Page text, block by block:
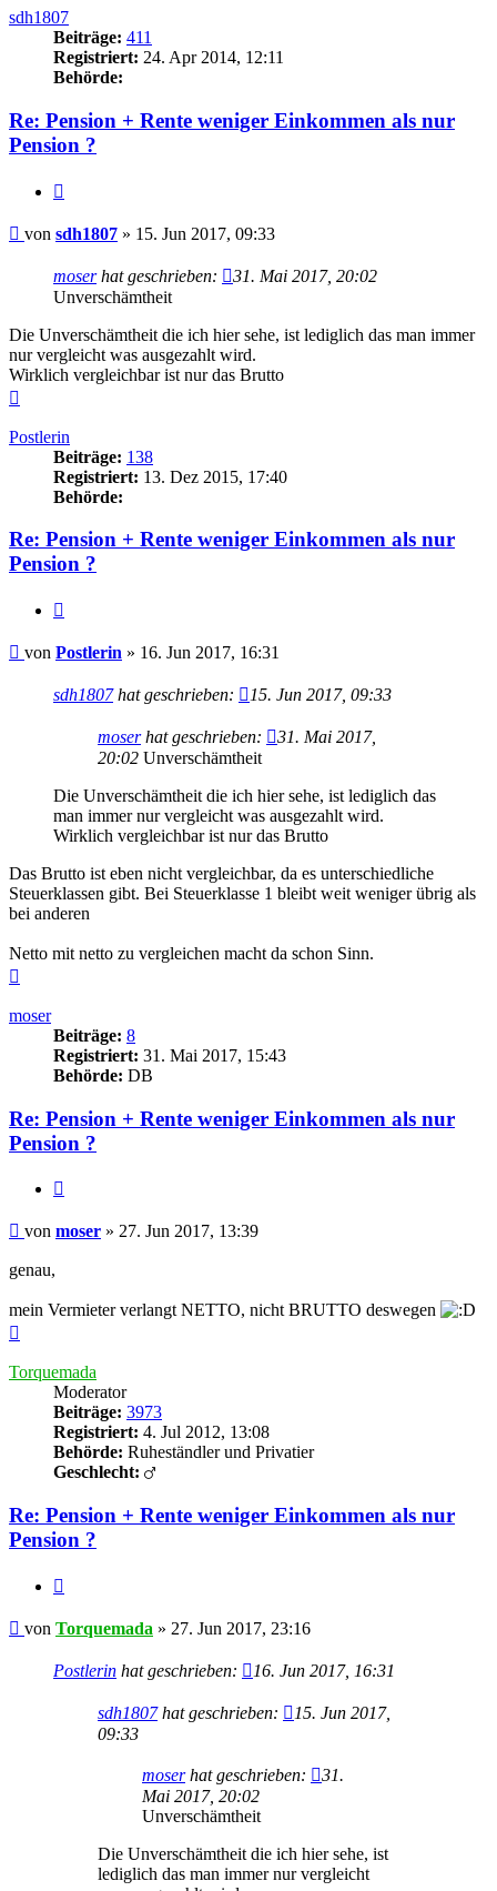
sdh1807
Beiträge: 411
Registriert: 24. Apr 2014, 12:11
Behörde:
Re: Pension + Rente weniger Einkommen als nur
Pension ?
Beitrag
von sdh1807 » 15. Jun 2017, 09:33
moserhat geschrieben:
31. Mai 2017, 20:02
Unverschämtheit
Die Unverschämtheit die ich hier sehe, ist lediglich das man immer
nur vergleicht was ausgezahlt wird.
Wirklich vergleichbar ist nur das Brutto
Postlerin
Beiträge: 138
Registriert: 13. Dez 2015, 17:40
Behörde:
Re: Pension + Rente weniger Einkommen als nur
Pension ?
Beitrag
von Postlerin » 16. Jun 2017, 16:31
sdh1807hat geschrieben: 15. Jun 2017, 09:33
moserhat geschrieben:
31. Mai 2017,
20:02 Unverschämtheit
Die Unverschämtheit die ich hier sehe, ist lediglich das
man immer nur vergleicht was ausgezahlt wird.
Wirklich vergleichbar ist nur das Brutto
Das Brutto ist eben nicht vergleichbar, da es unterschiedliche
Steuerklassen gibt. Bei Steuerklasse 1 bleibt weit weniger übrig als
bei anderen
Netto mit netto zu vergleichen macht da schon Sinn.
moser
Beiträge: 8
Registriert: 31. Mai 2017, 15:43
Behörde: DB
Re: Pension + Rente weniger Einkommen als nur
Pension ?
Beitrag
von moser » 27. Jun 2017, 13:39
genau,
mein Vermieter verlangt NETTO, nicht BRUTTO deswegen
Torquemada
Moderator
Beiträge: 3973
Registriert: 4. Jul 2012, 13:08
Behörde: Ruheständler und Privatier
Geschlecht:
Re: Pension + Rente weniger Einkommen als nur
Pension ?
Beitrag
von Torquemada » 27. Jun 2017, 23:16
Postlerin hat geschrieben: 16. Jun 2017, 16:31
sdh1807hat geschrieben:
15. Jun 2017,
09:33
moserhat geschrieben:
31.
Mai 2017, 20:02
Unverschämtheit
Die Unverschämtheit die ich hier sehe, ist
lediglich das man immer nur vergleicht